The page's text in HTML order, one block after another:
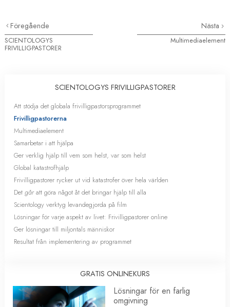
Föregående
SCIENTOLOGYS
FRIVILLIGPASTORER
Nästa
Multimediaelement
SCIENTOLOGYS FRIVILLIGPASTORER
Att stödja det globala frivilligpastorsprogrammet
Frivilligpastorerna
Multimediaelement
Samarbetar i att hjälpa
Ger verklig hjälp till vem som helst, var som helst
Global katastrofhjälp
Frivilligpastorer rycker ut vid katastrofer över hela världen
Det gåratt göra något åt det bringar hjälp till alla
Scientology verktyg levandegjorda på film
Lösningar för varje aspekt av livet: Frivilligpastorer online
Ger lösningar till miljontals människor
Resultat från implementering av programmet
GRATIS ONLINEKURS
Lösningar för en farlig
omgivning